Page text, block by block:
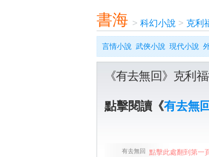
書海 > 科幻小說 > 克利
言情小說 武俠小說 現代小說
《有去無回》克利
點擊閱讀《有去無回
有去無回 點擊此處翻到第一